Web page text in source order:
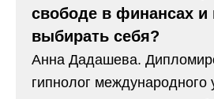
свободе в финансах и
выбирать себя?
Анна Дадашева.
гипнолог международного